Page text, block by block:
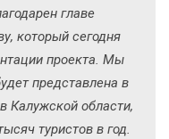
главе
который сегодня
проекта. Мы
представлена в
Калужской области,
туристов в год.